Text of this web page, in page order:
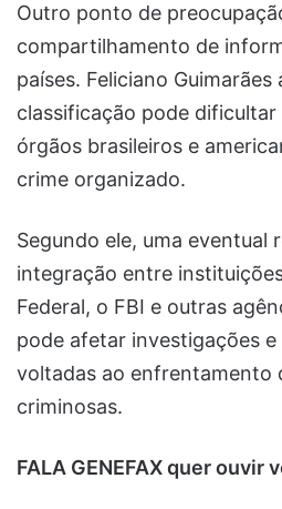
Outro ponto de
compartilhamento de
países. Feliciano
classificação pode
órgãos brasileiros e
crime organizado.
Segundo ele, uma eventual
integração entre
Federal, o FBI e outras
pode afetar investigações
voltadas ao enfrentamento
criminosas.
FALA GENEFAX quer ouvir